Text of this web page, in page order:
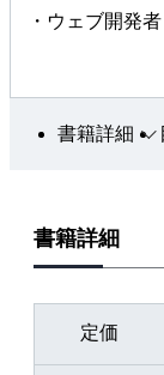
・ウェブ開発
書籍詳細
書籍詳細
定価